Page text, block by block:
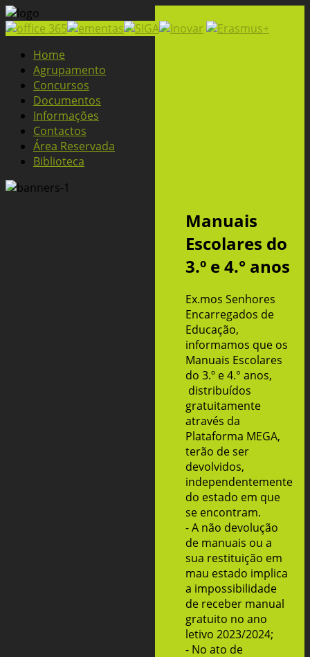
Home
Agrupamento
Concursos
Documentos
Informações
Contactos
Área Reservada
Biblioteca
Manuais
Escolares do
3.º e 4.° anos
Ex.mos Senhores
Encarregados de
Educação,
informamos que os
Manuais Escolares
do 3.º e 4.° anos,
distribuídos
gratuitamente
através da
Plataforma MEGA,
terão de ser
devolvidos,
independentemente
do estado em que
se encontram.
- A não devolução
de manuais ou a
sua restituição em
mau estado implica
a impossibilidade
de receber manual
gratuito no ano
letivo 2023/2024;
- No ato de